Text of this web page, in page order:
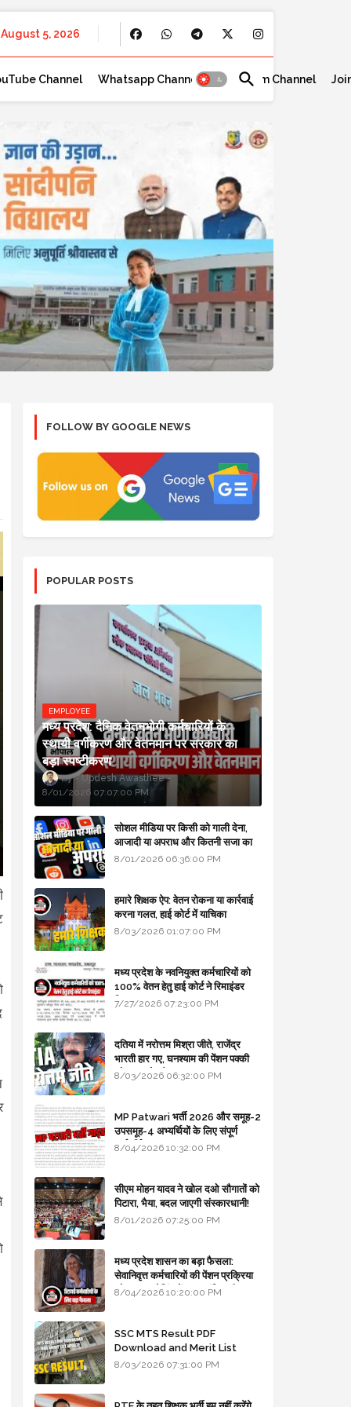
August 5, 2026
Channel Whatsapp Channel Telegram Channel
FOLLOW BY GOOGLE NEWS
POPULAR POSTS
EMPLOYEE
मध्य प्रदेश: दैनिक वेतनभोगी कर्मचारियों के
स्थायी वर्गीकरण और वेतनमान पर सरकार का
बड़ा स्पष्टीकरण
Updesh Awasthee
8/01/2026 07:07:00 PM
सोशल मीडिया पर किसी को गाली देना,
आजादी या अपराध और कितनी सजा का
प्रावधान - free legal advice
8/01/2026 06:36:00 PM
हमारे शिक्षक ऐप: वेतन रोकना या कार्रवाई
करना गलत, हाई कोर्ट में याचिका
8/03/2026 01:07:00 PM
मध्य प्रदेश के नवनियुक्त कर्मचारियों को
100% वेतन हेतु हाई कोर्ट ने रिमाइंडर
लिखा
7/27/2026 07:23:00 PM
दतिया में नरोत्तम मिश्रा जीते, राजेंद्र
भारती हार गए, घनश्याम की पेंशन पक्की
और आशुतोष बैक टू...
8/03/2026 06:32:00 PM
MP Patwari भर्ती 2026 और समूह-2
उपसमूह-4 अभ्यर्थियों के लिए संपूर्ण
मार्गदर्शिका
8/04/2026 10:32:00 PM
सीएम मोहन यादव ने खोल दओ सौगातों को
पिटारा, भैया, बदल जाएगी संस्कारधानी!
8/01/2026 07:25:00 PM
मध्य प्रदेश शासन का बड़ा फैसला:
सेवानिवृत्त कर्मचारियों की पेंशन प्रक्रिया
और बजट कोडिंग में हुए क्रांतिकारी
8/04/2026 10:20:00 PM
SSC MTS Result PDF
Download and Merit List
Update
8/03/2026 07:31:00 PM